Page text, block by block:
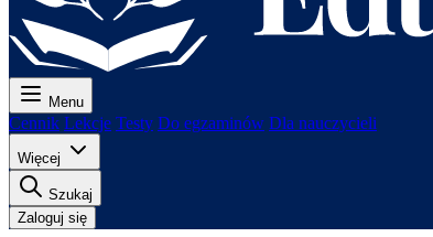
Menu
Cennik Lekcje Testy Do egzaminów Dla nauczycieli
Więcej
Szukaj
Zaloguj się